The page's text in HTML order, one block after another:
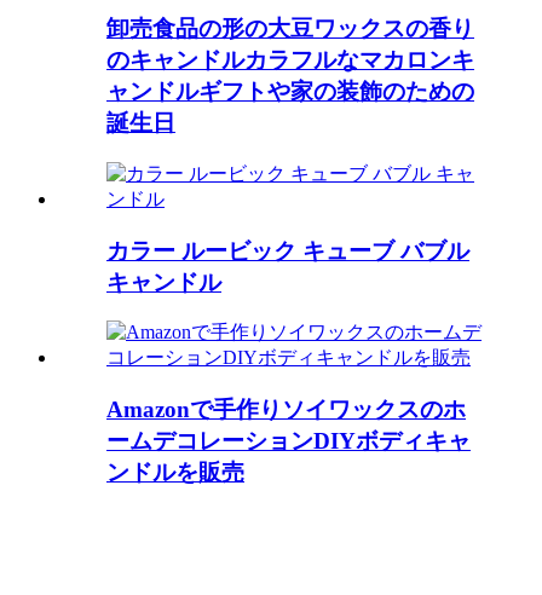
卸売食品の形の大豆ワックスの香り
のキャンドルカラフルなマカロンキ
ャンドルギフトや家の装飾のための
誕生日
カラー ルービック キューブ バブル
キャンドル
Amazonで手作りソイワックスのホ
ームデコレーションDIYボディキャ
ンドルを販売